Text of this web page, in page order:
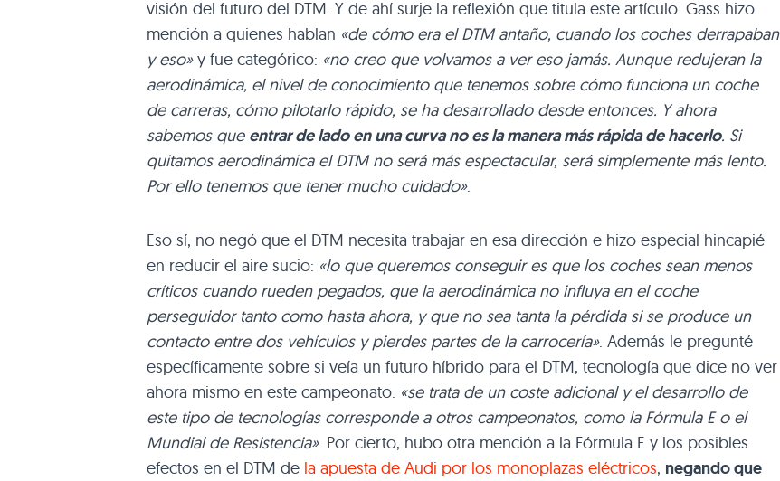
visión del futuro del DTM. Y de ahí surje la reflexión que titula este artículo. Gass hizo
mención a quienes hablan «de cómo era el DTM antaño, cuando los coches derrapaban
y eso»y fue categórico: «no creo que volvamos a ver eso jamás. Aunque redujeran la
aerodinámica, el nivel de conocimiento que tenemos sobre cómo funciona un coche
de carreras, cómo pilotarlo rápido, se ha desarrollado desde entonces. Y ahora
sabemos que entrar de lado en una curva no es la manera más rápida de hacerlo. Si
quitamos aerodinámica el DTM no será más espectacular, será simplemente más lento.
Por ello tenemos que tener mucho cuidado».
Eso sí, no negó que el DTM necesita trabajar en esa dirección e hizo especial hincapié
en reducir el aire sucio: «lo que queremos conseguir es que los coches sean menos
críticos cuando rueden pegados, que la aerodinámica no influya en el coche
perseguidor tanto como hasta ahora, y que no sea tanta la pérdida si se produce un
contacto entre dos vehículos y pierdes partes de la carrocería». Además le pregunté
específicamente sobre si veía un futuro híbrido para el DTM, tecnología que dice no ver
ahora mismo en este campeonato: «se trata de un coste adicional y el desarrollo de
este tipo de tecnologías corresponde a otros campeonatos, como la Fórmula E o el
Mundial de Resistencia». Por cierto, hubo otra mención a la Fórmula E y los posibles
efectos en el DTM de la apuesta de Audi por los monoplazas eléctricos, negando que